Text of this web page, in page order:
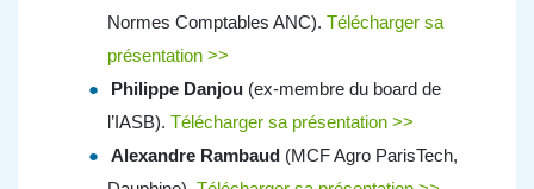
Normes Comptables ANC). Télécharger sa
présentation >>
Philippe Danjou(ex-membre du board de
l’IASB). Télécharger sa présentation >>
Alexandre Rambaud(MCF Agro ParisTech,